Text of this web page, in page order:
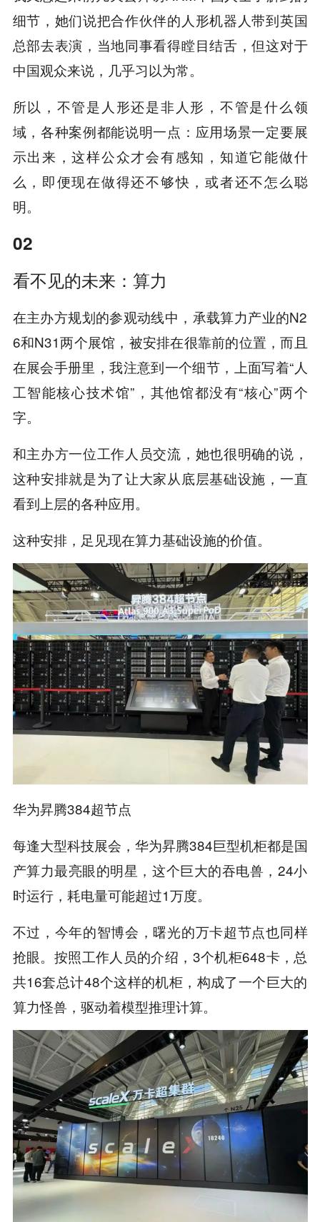
细节，她们说把合作伙伴的人形机器人带到英国
总部去表演，当地同事看得瞠目结舌，但这对于
中国观众来说，几乎习以为常。
所以，不管是人形还是非人形，不管是什么领
域，各种案例都能说明一点：应用场景一定要展
示出来，这样公众才会有感知，知道它能做什
么，即便现在做得还不够快，或者还不怎么聪
明。
02
看不见的未来：算力
在主办方规划的参观动线中，承载算力产业的N2
6和N31两个展馆，被安排在很靠前的位置，而且
在展会手册里，我注意到一个细节，上面写着“人
工智能核心技术馆”，其他馆都没有“核心”两个
字。
和主办方一位工作人员交流，她也很明确的说，
这种安排就是为了让大家从底层基础设施，一直
看到上层的各种应用。
这种安排，足见现在算力基础设施的价值。
华为昇腾384超节点
每逢大型科技展会，华为昇腾384巨型机柜都是国
产算力最亮眼的明星，这个巨大的吞电兽，24小
时运行，耗电量可能超过1万度。
不过，今年的智博会，曙光的万卡超节点也同样
抢眼。按照工作人员的介绍，3个机柜648卡，总
共16套总计48个这样的机柜，构成了一个巨大的
算力怪兽，驱动着模型推理计算。